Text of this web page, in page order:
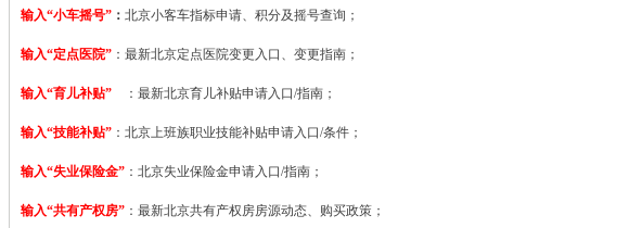
输入“小车摇号” ： 北京小客车指标申请、积分及摇号查询；
输入“定点医院” ： 最新北京定点医院变更入口、变更指南；
输入“育儿补贴” ：最新北京育儿补贴申请入口/指南；
输入“技能补贴” ： 北京上班族职业技能补贴申请入口/条件；
输入“失业保险金” ：北京失业保险金申请入口/指南；
输入“共有产权房” ：最新北京共有产权房房源动态、购买政策；